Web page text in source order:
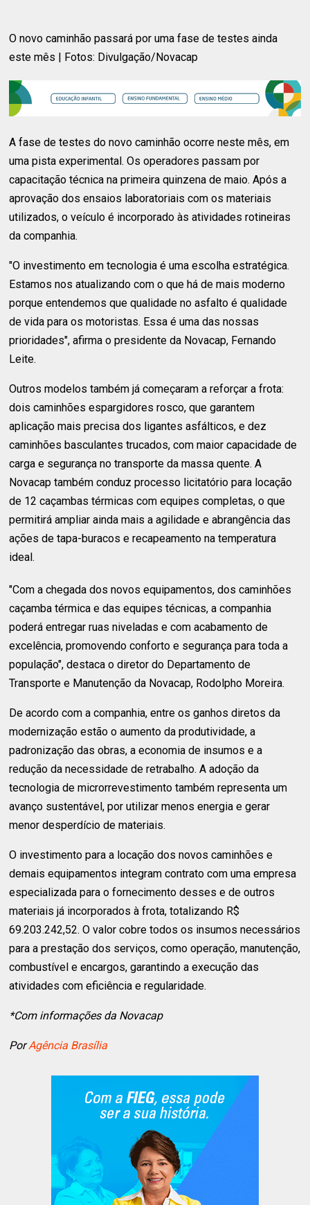
O novo caminhão passará por uma fase de testes ainda
este mês | Fotos: Divulgação/Novacap
A fase de testes do novo caminhão ocorre neste mês, em
uma pista experimental. Os operadores passam por
capacitação técnica na primeira quinzena de maio. Após a
aprovação dos ensaios laboratoriais com os materiais
utilizados, o veículo é incorporado às atividades rotineiras
da companhia.
"O investimento em tecnologia é uma escolha estratégica.
Estamos nos atualizando com o que há de mais moderno
porque entendemos que qualidade no asfalto é qualidade
de vida para os motoristas. Essa é uma das nossas
prioridades", afirma o presidente da Novacap, Fernando
Leite.
Outros modelos também já começaram a reforçar a frota:
dois caminhões espargidores rosco, que garantem
aplicação mais precisa dos ligantes asfálticos, e dez
caminhões basculantes trucados, com maior capacidade de
carga e segurança no transporte da massa quente. A
Novacap também conduz processo licitatório para locação
de 12 caçambas térmicas com equipes completas, o que
permitirá ampliar ainda mais a agilidade e abrangência das
ações de tapa-buracos e recapeamento na temperatura
ideal.
"Com a chegada dos novos equipamentos, dos caminhões
caçamba térmica e das equipes técnicas, a companhia
poderá entregar ruas niveladas e com acabamento de
excelência, promovendo conforto e segurança para toda a
população", destaca o diretor do Departamento de
Transporte e Manutenção da Novacap, Rodolpho Moreira.
De acordo com a companhia, entre os ganhos diretos da
modernização estão o aumento da produtividade, a
padronização das obras, a economia de insumos e a
redução da necessidade de retrabalho. A adoção da
tecnologia de microrrevestimento também representa um
avanço sustentável, por utilizar menos energia e gerar
menor desperdício de materiais.
O investimento para a locação dos novos caminhões e
demais equipamentos integram contrato com uma empresa
especializada para o fornecimento desses e de outros
materiais já incorporados à frota, totalizando R$
69.203.242,52. O valor cobre todos os insumos necessários
para a prestação dos serviços, como operação, manutenção,
combustível e encargos, garantindo a execução das
atividades com eficiência e regularidade.
*Com informações da Novacap
PorAgência Brasília